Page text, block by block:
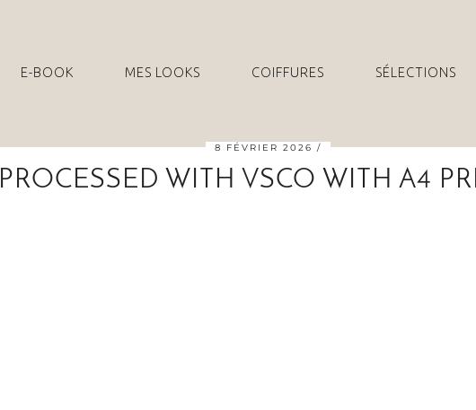
E-BOOK MES LOOKS COIFFURES SÉLECTIONS
8 FÉVRIER 2026
PROCESSED WITH VSCO WITH A4